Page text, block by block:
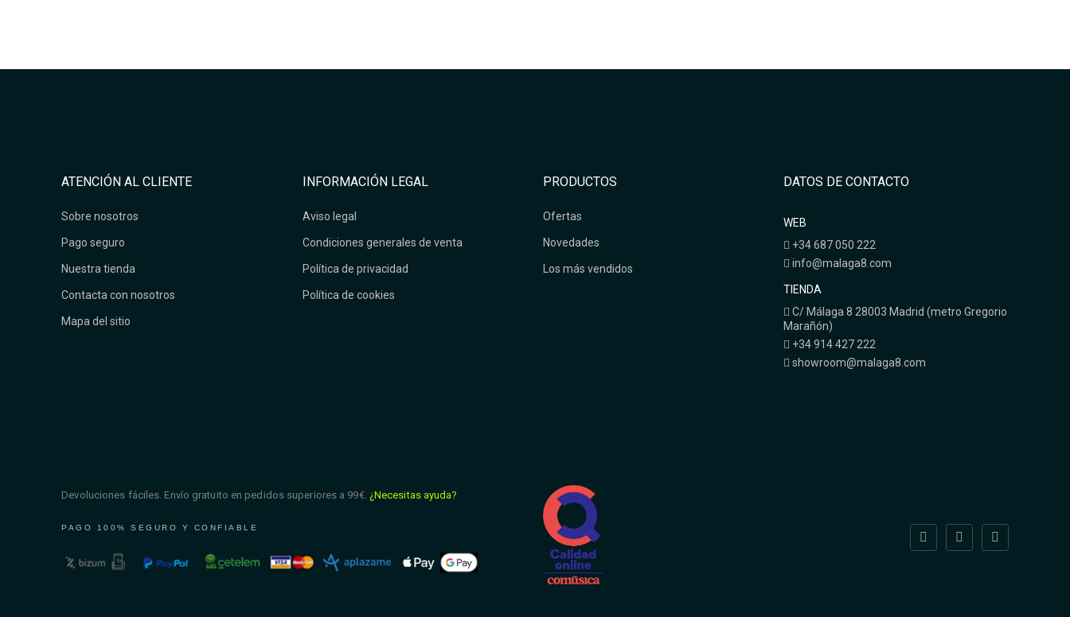
ATENCIÓN AL CLIENTE
Sobre nosotros
Pago seguro
Nuestra tienda
Contacta con nosotros
Mapa del sitio
INFORMACIÓN LEGAL
Aviso legal
Condiciones generales de venta
Política de privacidad
Política de cookies
PRODUCTOS
Ofertas
Novedades
Los más vendidos
DATOS DE CONTACTO
WEB
+34 687 050 222
info@malaga8.com
TIENDA
C/ Málaga 8 28003 Madrid (metro Gregorio
Marañón)
+34 914 427 222
showroom@malaga8.com
Devoluciones fáciles. Envío gratuito en pedidos superiores a 99€. ¿Necesitas ayuda?
PAGO 100% SEGURO Y CONFIABLE